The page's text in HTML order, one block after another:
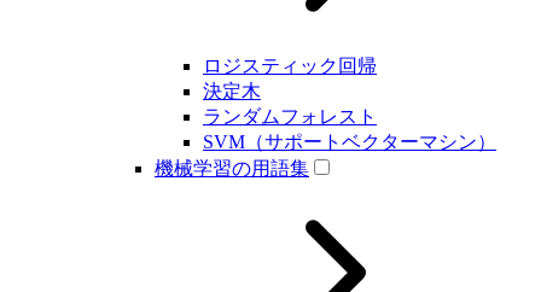
ロジスティック回帰
決定木
ランダムフォレスト
SVM（サポートベクターマシン）
機械学習の用語集